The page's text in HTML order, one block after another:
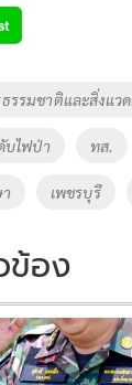
n
รรมชาติและสิ่งแว
บไฟป่า ทส.
เพชรบุรี
ข้อง